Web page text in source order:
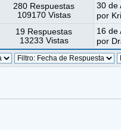
280 Respuestas
109170 Vistas
30 de
por
19 Respuestas
13233 Vistas
16 de
por